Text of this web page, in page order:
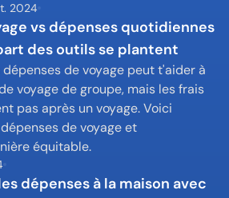
2024
vs dépenses quotidiennes
des outils se plantent
de voyage peut t'aider à
voyage de groupe, mais les frais
pas après un voyage. Voici
de voyage et
équitable.
dépenses à la maison avec